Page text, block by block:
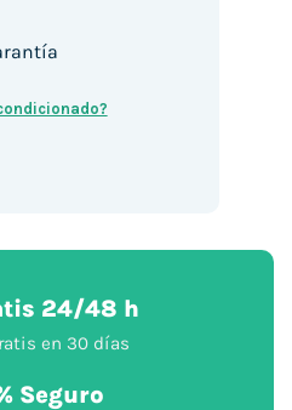
24/48 h
en 30 días
Seguro